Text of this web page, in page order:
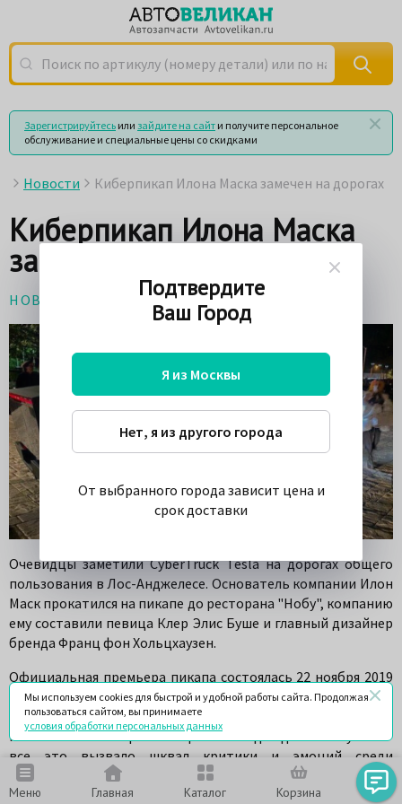
Меню Главная Каталог Корзина Чат
Поиск по артикулу (номеру детали) или по названию
Зарегистрируйтесь или зайдите на сайт и получите персональное
обслуживание и специальные цены со скидками
Новости Киберпикап Илона Маска замечен на дорогах
Киберпикап Илона Маска
замечен на дорогах
НОВОСТИ 10 декабря 2019
Очевидцы заметили CyberTruck Tesla на дорогах общего
пользования в Лос-Анджелесе. Основатель компании Илон
Маск прокатился на пикапе до ресторана "Нобу", компанию
ему составили певица Клер Элис Буше и главный дизайнер
бренда Франц фон Хольцхаузен.
Официальная премьера пикапа состоялась 22 ноября 2019
года, машина получила неоднозначный дизайн,
выполненный в футуристичном виде. Угловатые формы,
использование нержавеющей стали для деталей кузова -
все это вызвало шквал критики и эмоций среди
поклонников марки.
Подтвердите
Ваш Город
Я из Москвы
Нет, я из другого города
От выбранного города зависит цена и
срок доставки
Мы используем cookies для быстрой и удобной работы сайта. Продолжая
пользоваться сайтом, вы принимаете
условия обработки персональных данных